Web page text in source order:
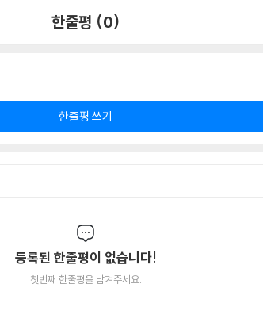
한줄평 (0)
한줄평 쓰기
등록된 한줄평이 없습니다!
첫번째 한줄평을 남겨주세요.